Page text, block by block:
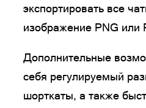
экспортировать все
изображение PNG или
Дополнительные
себя регулируемый
шорткаты, а также